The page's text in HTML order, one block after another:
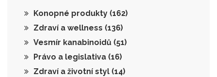
Konopné produkty (162)
Zdraví a wellness (136)
Vesmír kanabinoidů (51)
Právo a legislativa (16)
Zdraví a životní styl (14)